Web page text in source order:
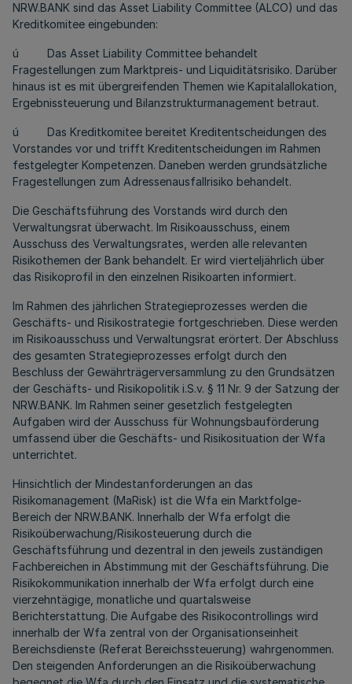
NRW.BANK sind das Asset Liability Committee (ALCO) und das
Kreditkomitee eingebunden:
ú Das Asset Liability Committee behandelt
Fragestellungen zum Marktpreis- und Liquiditätsrisiko. Darüber
hinaus ist es mit übergreifenden Themen wie Kapitalallokation,
Ergebnissteuerung und Bilanzstrukturmanagement betraut.
ú Das Kreditkomitee bereitet Kreditentscheidungen des
Vorstandes vor und trifft Kreditentscheidungen im Rahmen
festgelegter Kompetenzen. Daneben werden grundsätzliche
Fragestellungen zum Adressenausfallrisiko behandelt.
Die Geschäftsführung des Vorstands wird durch den
Verwaltungsrat überwacht. Im Risikoausschuss, einem
Ausschuss des Verwaltungsrates, werden alle relevanten
Risikothemen der Bank behandelt. Er wird vierteljährlich über
das Risikoprofil in den einzelnen Risikoarten informiert.
Im Rahmen des jährlichen Strategieprozesses werden die
Geschäfts- und Risikostrategie fortgeschrieben. Diese werden
im Risikoausschuss und Verwaltungsrat erörtert. Der Abschluss
des gesamten Strategieprozesses erfolgt durch den
Beschluss der Gewährträgerversammlung zu den Grundsätzen
der Geschäfts- und Risikopolitik i.S.v. § 11 Nr. 9 der Satzung der
NRW.BANK. Im Rahmen seiner gesetzlich festgelegten
Aufgaben wird der Ausschuss für Wohnungsbauförderung
umfassend über die Geschäfts- und Risikosituation der Wfa
unterrichtet.
Hinsichtlich der Mindestanforderungen an das
Risikomanagement (MaRisk) ist die Wfa ein Marktfolge-
Bereich der NRW.BANK. Innerhalb der Wfa erfolgt die
Risikoüberwachung/Risikosteuerung durch die
Geschäftsführung und dezentral in den jeweils zuständigen
Fachbereichen in Abstimmung mit der Geschäftsführung. Die
Risikokommunikation innerhalb der Wfa erfolgt durch eine
vierzehntägige, monatliche und quartalsweise
Berichterstattung. Die Aufgabe des Risikocontrollings wird
innerhalb der Wfa zentral von der Organisationseinheit
Bereichsdienste (Referat Bereichssteuerung) wahrgenommen.
Den steigenden Anforderungen an die Risikoüberwachung